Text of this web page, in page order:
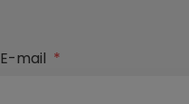
E-mail *